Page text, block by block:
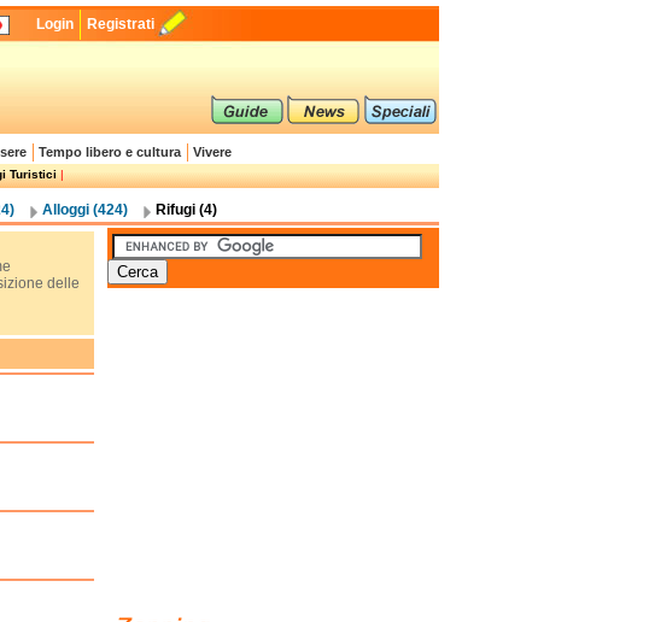
Login Registrati
Tempo libero e cultura Vivere
Turistici|
Alloggi (424) Rifugi (4)
delle